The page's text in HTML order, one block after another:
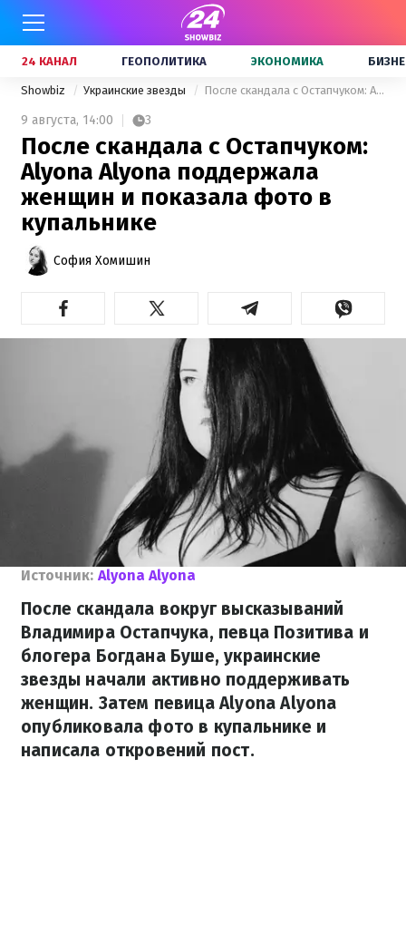
24 КАНАЛ ГЕОПОЛИТИКА ЭКОНОМИКА
Showbiz Украинские звезды После скандала с Остапчуком: Alyona Alyona поддержала женщин и показала фото в купальнике
9 августа, 14:00 3
После скандала с Остапчуком:
Alyona Alyona поддержала
женщин и показала фото в
купальнике
София Хомишин
Источник: Alyona Alyona
После скандала вокруг высказываний
Владимира Остапчука, певца Позитива и
блогера Богдана Буше, украинские
звезды начали активно поддерживать
женщин. Затем певица Alyona Alyona
опубликовала фото в купальнике и
написала откровений пост.